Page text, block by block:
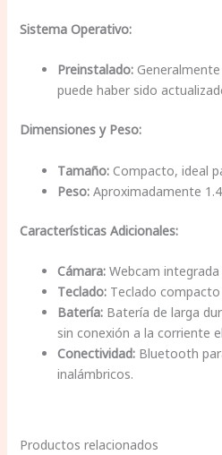
Sistema Operativo:
Preinstalado:Generalmente
puede haber sido
Dimensiones y Peso:
Tamaño:Compacto, ideal
Peso:Aproximadamente
Características Adicionales:
Cámara:Webcam integrada
Teclado:Teclado compacto
Batería:Batería de larga
sin conexión a la corriente
Conectividad:Bluetooth
inalámbricos.
Productos relacionados